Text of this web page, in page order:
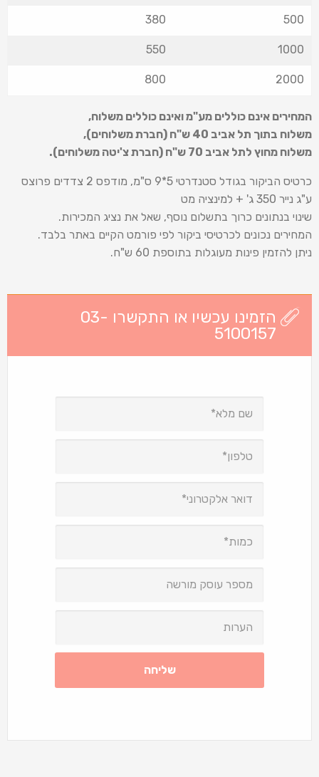
500
380
1000
550
2000
800
המחירים אינם כוללים מע"מ ואינם כוללים משלוח,
משלוח בתוך תל אביב 40 ש
"ח (חברת משלוחים),
משלוח מחוץ לתל אביב 70 ש
"ח (חברת צ'יטה משלוחים).
כרטיס הביקור בגודל סטנדרטי 5*9 ס"מ, מודפס 2 צדדים פרוצס
ע"ג נייר 350 ג' + למינציה מט
שינוי בנתונים כרוך בתשלום נוסף, שאל את נציג המכירות.
המחירים נכונים לכרטיסי ביקור לפי פורמט הקיים באתר בלבד.
ניתן להזמין פינות מעוגלות בתוספת 60 ש"ח.
הזמינו עכשיו או התקשרו 03-
5100157